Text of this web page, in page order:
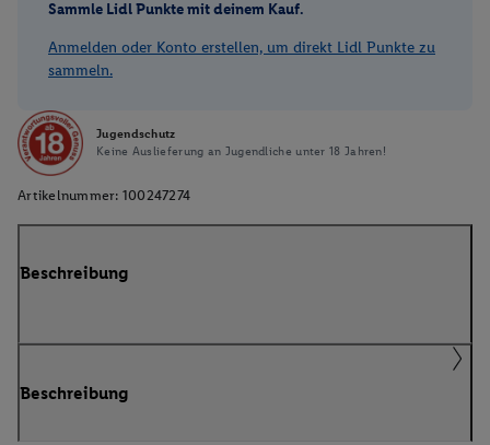
Sammle Lidl Punkte mit deinem Kauf.
Anmelden oder Konto erstellen, um direkt Lidl Punkte zu
sammeln.
Jugendschutz
Keine Auslieferung an Jugendliche unter 18 Jahren!
Artikelnummer: 100247274
Beschreibung
Beschreibung